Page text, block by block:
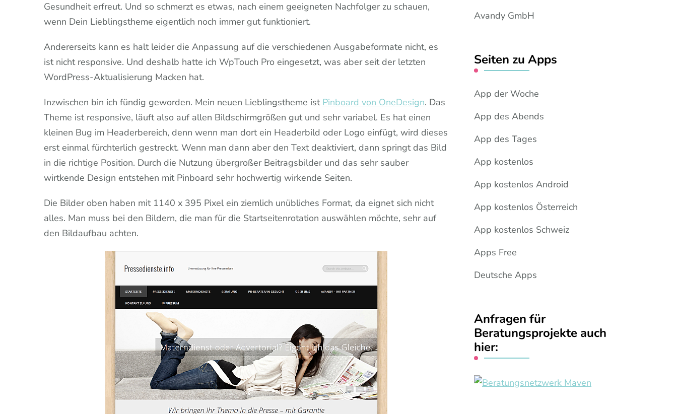
Gesundheit erfreut. Und so schmerzt es etwas, nach einem geeigneten Nachfolger zu schauen,
wenn Dein Lieblingstheme eigentlich noch immer gut funktioniert.
Andererseits kann es halt leider die Anpassung auf die verschiedenen Ausgabeformate nicht, es
ist nicht responsive. Und deshalb hatte ich WpTouch Pro eingesetzt, was aber seit der letzten
WordPress-Aktualisierung Macken hat.
Inzwischen bin ich fündig geworden. Mein neuen Lieblingstheme ist Pinboard von OneDesign. Das
Theme ist responsive, läuft also auf allen Bildschirmgrößen gut und sehr variabel. Es hat einen
kleinen Bug im Headerbereich, denn wenn man dort ein Headerbild oder Logo einfügt, wird dieses
erst einmal fürchterlich gestreckt. Wenn man dann aber den Text deaktiviert, dann springt das Bild
in die richtige Position. Durch die Nutzung übergroßer Beitragsbilder und das sehr sauber
wirtkende Design entstehen mit Pinboard sehr hochwertig wirkende Seiten.
Die Bilder oben haben mit 1140 x 395 Pixel ein ziemlich unübliches Format, da eignet sich nicht
alles. Man muss bei den Bildern, die man für die Startseitenrotation auswählen möchte, sehr auf
den Bildaufbau achten.
Avandy GmbH
Seiten zu Apps
App der Woche
App des Abends
App des Tages
App kostenlos
App kostenlos Android
App kostenlos Österreich
App kostenlos Schweiz
Apps Free
Deutsche Apps
Anfragen für
Beratungsprojekte auch
hier: